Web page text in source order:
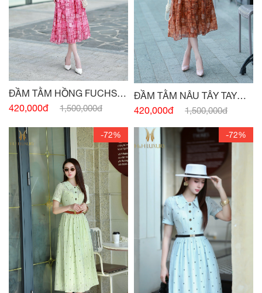
ĐẦM TẰM HỒNG FUCHSIA
TAY CÁNH HỒNG
420,000đ 1,500,000đ
ĐẦM TẰM NÂU TÂY TAY
CÁNH HỒNG
420,000đ 1,500,000đ
-72% -72%